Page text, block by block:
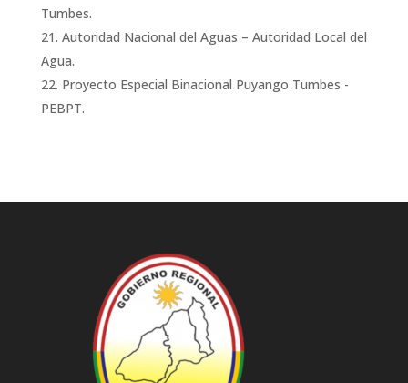
Tumbes.
Autoridad Nacional del Aguas – Autoridad Local del
Agua.
Proyecto Especial Binacional Puyango Tumbes -
PEBPT.